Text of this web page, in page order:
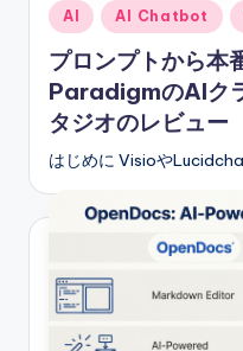
Posted
in
AI AI Chatbot
プロンプトから本
ParadigmのAIク
タジオのレビュー
はじめに Visioや